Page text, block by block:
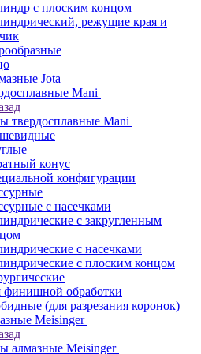
с плоским концом
режущие края и
Jota
Mani
твердосплавные Mani
конус
конфигурации
с насечками
с закругленным
с насечками
с плоским концом
финишной обработки
(для разрезания коронок)
Meisinger
алмазные Meisinger